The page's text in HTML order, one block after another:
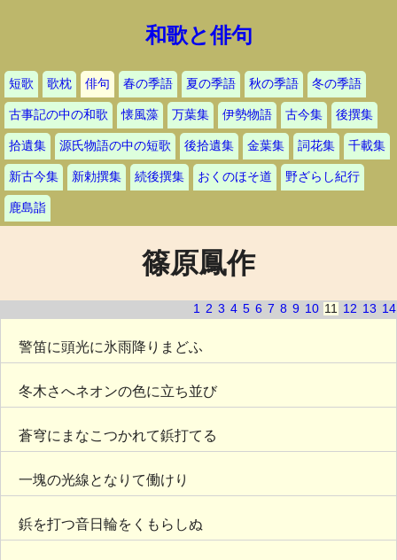
和歌と俳句
短歌 歌枕 俳句 春の季語 夏の季語 秋の季語 冬の季語
古事記の中の和歌 懐風藻 万葉集 伊勢物語 古今集 後撰集
拾遺集 源氏物語の中の短歌 後拾遺集 金葉集 詞花集 千載集
新古今集 新勅撰集 続後撰集 おくのほそ道 野ざらし紀行
鹿島詣
篠原鳳作
1 2 3 4 5 6 7 8 9 10 11 12 13 14
警笛に頭光に氷雨降りまどふ
冬木さへネオンの色に立ち並び
蒼穹にまなこつかれて鋲打てる
一塊の光線となりて働けり
鋲を打つ音日輪をくもらしぬ